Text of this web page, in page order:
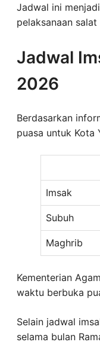
Jadwal ini
pelaksanaan
Jadwal
2026
Berdasarkan
puasa untuk Kota
Imsak
Subuh
Maghrib
Kementerian
waktu berbuka
Selain jadwal
selama bulan